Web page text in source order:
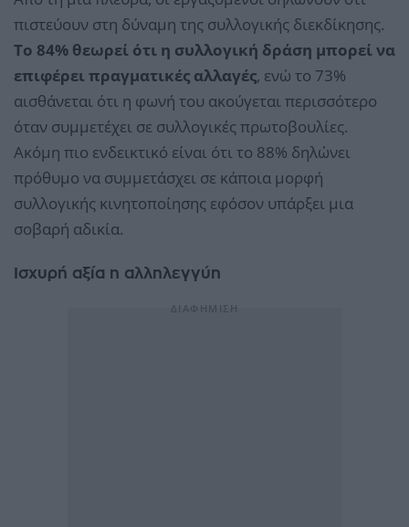
πιστεύουν στη δύναμη της συλλογικής διεκδίκησης.
Το 84% θεωρεί ότι η συλλογική δράση μπορεί να
επιφέρει πραγματικές αλλαγές, ενώ το 73%
αισθάνεται ότι η φωνή του ακούγεται περισσότερο
όταν συμμετέχει σε συλλογικές πρωτοβουλίες.
Ακόμη πιο ενδεικτικό είναι ότι το 88% δηλώνει
πρόθυμο να συμμετάσχει σε κάποια μορφή
συλλογικής κινητοποίησης εφόσον υπάρξει μια
σοβαρή αδικία.
Ισχυρή αξία η αλληλεγγύη